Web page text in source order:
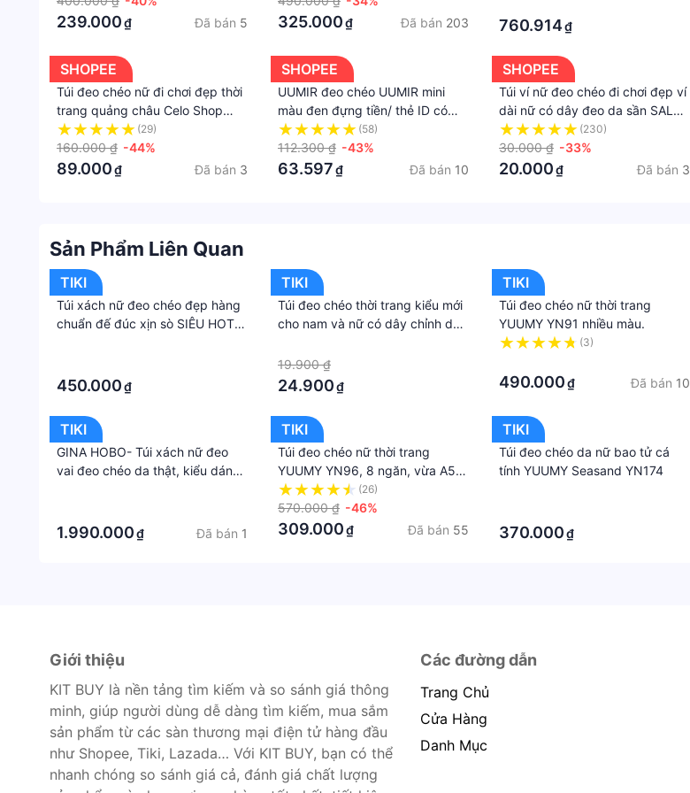
239.000₫ Đã bán 5
cao cấp, không bong tróc,
325.000₫ Đã bán 203 760.914₫
SHOPEE
Túi đeo chéo nữ đi chơi đẹp thời
trang quảng châu Celo Shop
ngăn rộng rãi đựng ví điện thoại
siêu tiện lợi
(29)
160.000 ₫ -44%
89.000₫ Đã bán 3
SHOPEE
UUMIR đeo chéo UUMIR mini
màu đen đựng tiền/ thẻ ID có
dây kéo thời trang cho nữ
(58)
112.300 ₫ -43%
63.597₫ Đã bán 10
SHOPEE
Túi ví nữ đeo chéo đi chơi đẹp ví
dài nữ có dây đeo da sần SALY
hàng đẹp VDNC01 + ảnh thật
của shop
(230)
30.000 ₫ -33%
20.000₫ Đã bán 3
Sản Phẩm Liên Quan
TIKI
Túi xách nữ đeo chéo đẹp hàng
chuẩn đế đúc xịn sò SIÊU HOT
450.000₫
TIKI
Túi đeo chéo thời trang kiểu mới
cho nam và nữ có dây chỉnh dài
19.900 ₫
24.900₫
TIKI
Túi đeo chéo nữ thời trang
YUUMY YN91 nhiều màu.
(3)
490.000₫ Đã bán 10
TIKI
GINA HOBO- Túi xách nữ đeo
vai đeo chéo da thật, kiểu dáng
1.990.000₫ Đã bán 1
TIKI
Túi đeo chéo nữ thời trang
YUUMY YN96, 8 ngăn, vừa A5,
ví, điện thoại, phù hợp đi chơi, đi
làm, đi tiệc, da tổng hợp cao
cấp, không bong tróc, không
(26)
570.000 ₫ -46%
309.000₫ Đã bán 55
TIKI
Túi đeo chéo da nữ bao tử cá
tính YUUMY Seasand YN174
370.000₫
Giới thiệu
KIT BUY là nền tảng tìm kiếm và so sánh giá thông
minh, giúp người dùng dễ dàng tìm kiếm, mua sắm
sản phẩm từ các sàn thương mại điện tử hàng đầu
như Shopee, Tiki, Lazada… Với KIT BUY, bạn có thể
nhanh chóng so sánh giá cả, đánh giá chất lượng
Các đường dẫn
Trang Chủ
Cửa Hàng
Danh Mục